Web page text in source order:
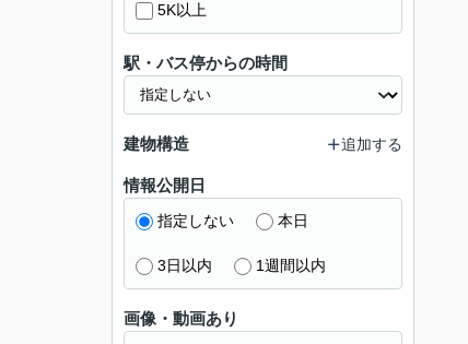
5K以上
駅・バス停からの時間
建物構造 追加する
情報公開日
指定しない 本日
3日以内 1週間以内
画像・動画あり